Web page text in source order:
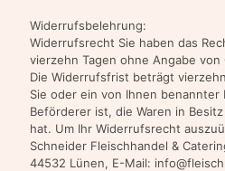
Widerrufsbelehrung:
Widerrufsrecht Sie haben das
vierzehn Tagen ohne Angabe
Die Widerrufsfrist beträgt
Sie oder ein von Ihnen
Beförderer ist, die Waren in
hat. Um Ihr Widerrufsrecht
Schneider Fleischhandel &
44532 Lünen, E-Mail: